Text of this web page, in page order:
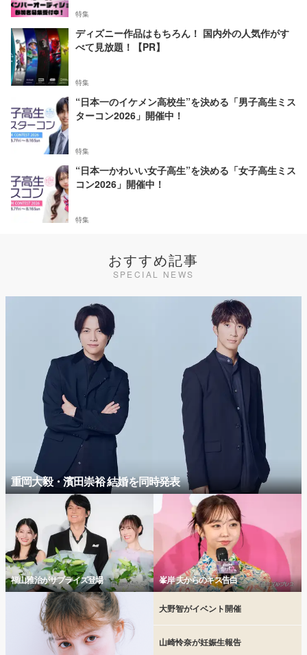
特集
ディズニー作品はもちろん！ 国内外の人気作がす
べて見放題！【PR】
特集
“日本一のイケメン高校生”を決める「男子高生ミス
ターコン2026」開催中！
特集
“日本一かわいい女子高生”を決める「女子高生ミス
コン2026」開催中！
特集
おすすめ記事
SPECIAL NEWS
重岡大毅・濱田崇裕 結婚を同時発表
福山雅治がサプライズ登場 峯岸 夫からのキス告白
大野智がイベント開催
山崎怜奈が妊娠生報告